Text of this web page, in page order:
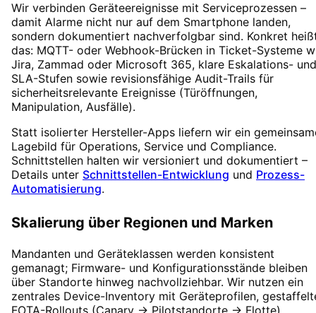
Wir verbinden Geräteereignisse mit Serviceprozessen –
damit Alarme nicht nur auf dem Smartphone landen,
sondern dokumentiert nachverfolgbar sind. Konkret
das: MQTT- oder Webhook-Brücken in Ticket-Systeme
Jira, Zammad oder Microsoft 365, klare Eskalations- und
SLA-Stufen sowie revisionsfähige Audit-Trails für
sicherheitsrelevante Ereignisse (Türöffnungen,
Manipulation, Ausfälle).
Statt isolierter Hersteller-Apps liefern wir ein
Lagebild für Operations, Service und Compliance.
Schnittstellen halten wir versioniert und dokumentiert –
Details unter Schnittstellen-Entwicklung und Prozess-
Automatisierung.
Skalierung über Regionen und Marken
Mandanten und Geräteklassen werden konsistent
gemanagt; Firmware- und Konfigurationsstände bleiben
über Standorte hinweg nachvollziehbar. Wir nutzen ein
zentrales Device-Inventory mit Geräteprofilen,